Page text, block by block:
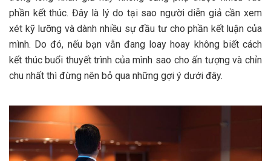
phần kết thúc. Đây là lý do tại sao người diễn giả cần xem
xét kỹ lưỡng và dành nhiều sự đầu tư cho phần kết luận của
mình. Do đó, nếu bạn vẫn đang loay hoay không biết cách
kết thúc buổi thuyết trình của mình sao cho ấn tượng và chỉn
chu nhất thì đừng nên bỏ qua những gợi ý dưới đây.